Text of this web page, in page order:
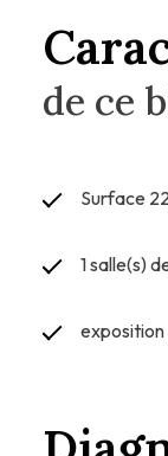
de ce
Surface
1 salle(s)